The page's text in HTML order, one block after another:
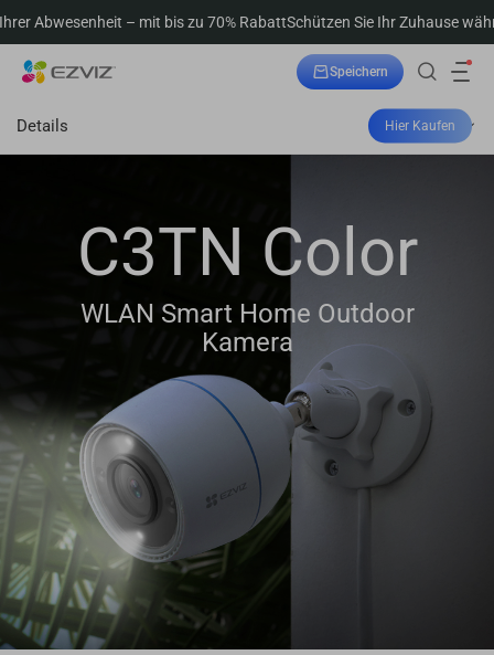
– mit bis zu 70% RabattSchützen Sie Ihr Zuhause während Ihrer
Speichern
Details Hier Kaufen
C3TN Color
WLAN Smart Home Outdoor
Kamera